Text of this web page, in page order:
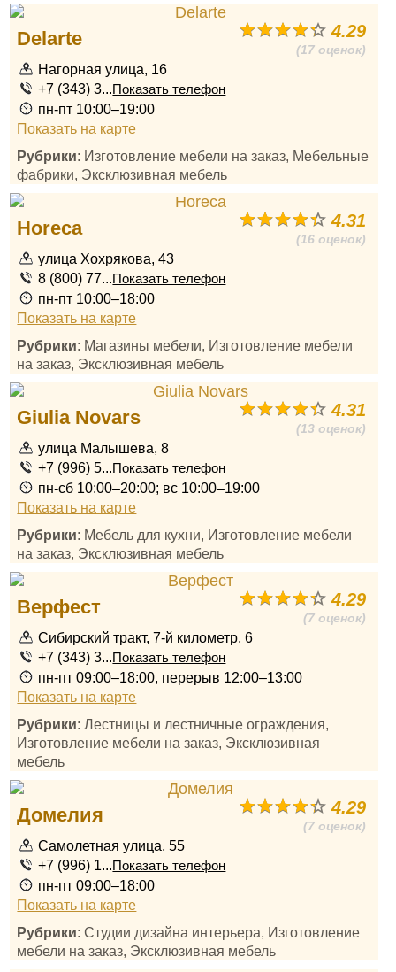
4.29
(17 оценок)
Delarte
Нагорная улица, 16
+7 (343) 3...Показать телефон
пн-пт 10:00–19:00
Показать на карте
Рубрики: Изготовление мебели на заказ, Мебельные
фабрики, Эксклюзивная мебель
4.31
(16 оценок)
Horeca
улица Хохрякова, 43
8 (800) 77...Показать телефон
пн-пт 10:00–18:00
Показать на карте
Рубрики: Магазины мебели, Изготовление мебели
на заказ, Эксклюзивная мебель
4.31
(13 оценок)
Giulia Novars
улица Малышева, 8
+7 (996) 5...Показать телефон
пн-сб 10:00–20:00; вс 10:00–19:00
Показать на карте
Рубрики: Мебель для кухни, Изготовление мебели
на заказ, Эксклюзивная мебель
4.29
(7 оценок)
Верфест
Сибирский тракт, 7-й километр, 6
+7 (343) 3...Показать телефон
пн-пт 09:00–18:00, перерыв 12:00–13:00
Показать на карте
Рубрики: Лестницы и лестничные ограждения,
Изготовление мебели на заказ, Эксклюзивная
мебель
4.29
(7 оценок)
Домелия
Самолетная улица, 55
+7 (996) 1...Показать телефон
пн-пт 09:00–18:00
Показать на карте
Рубрики: Студии дизайна интерьера, Изготовление
мебели на заказ, Эксклюзивная мебель